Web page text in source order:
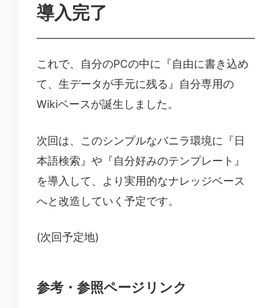
導入完了
これで、自分のPCの中に『自由に書き込め
て、生データが手元に残る』自分専用の
Wikiベースが誕生しました。
次回は、このシンプルなバニラ環境に『日
本語検索』や『自分好みのテンプレート』
を導入して、より実用的なナレッジベース
へと改造していく予定です。
(次回予定地)
参考・参照ページリンク